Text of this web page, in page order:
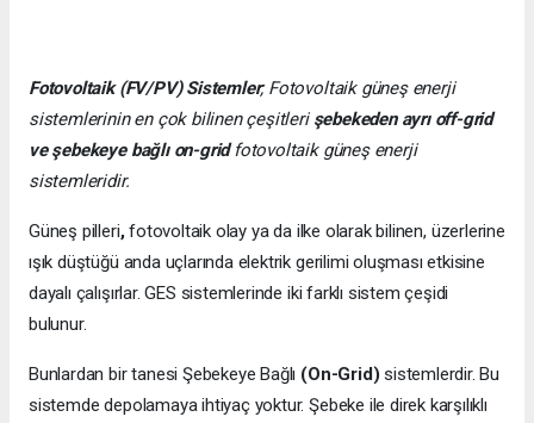
Fotovoltaik (FV/PV) Sistemler; Fotovoltaik güneş enerji
sistemlerinin en çok bilinen çeşitleri şebekeden ayrı off-grid
ve şebekeye bağlı on-gridfotovoltaik güneş enerji
sistemleridir.
Güneş pilleri,fotovoltaik olay ya da ilke olarak bilinen, üzerlerine
ışık düştüğü anda uçlarında elektrik gerilimi oluşması etkisine
dayalı çalışırlar. GES sistemlerinde iki farklı sistem çeşidi
bulunur.
Bunlardan bir tanesi Şebekeye Bağlı (On-Grid) sistemlerdir. Bu
sistemde depolamaya ihtiyaç yoktur. Şebeke ile direk karşılıklı